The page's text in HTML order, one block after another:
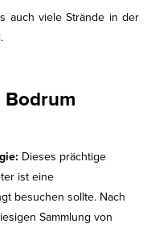
auch viele Strände in der
Dieses prächtige
ist eine
besuchen sollte. Nach
Sammlung von